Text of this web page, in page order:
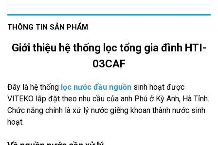
THÔNG TIN SẢN PHẨM
Giới thiệu hệ thống lọc tổng gia đình HTI-
03CAF
Đây là hệ thống lọc nước đầu nguồn sinh hoạt được
VITEKO lắp đặt theo nhu cầu của anh Phú ở Kỳ Anh, Hà Tỉnh.
Chức năng chính là xử lý nước giếng khoan thành nước sinh
hoạt.